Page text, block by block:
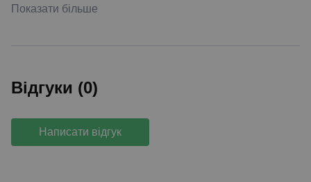
Показати більше
Відгуки (0)
Написати відгук